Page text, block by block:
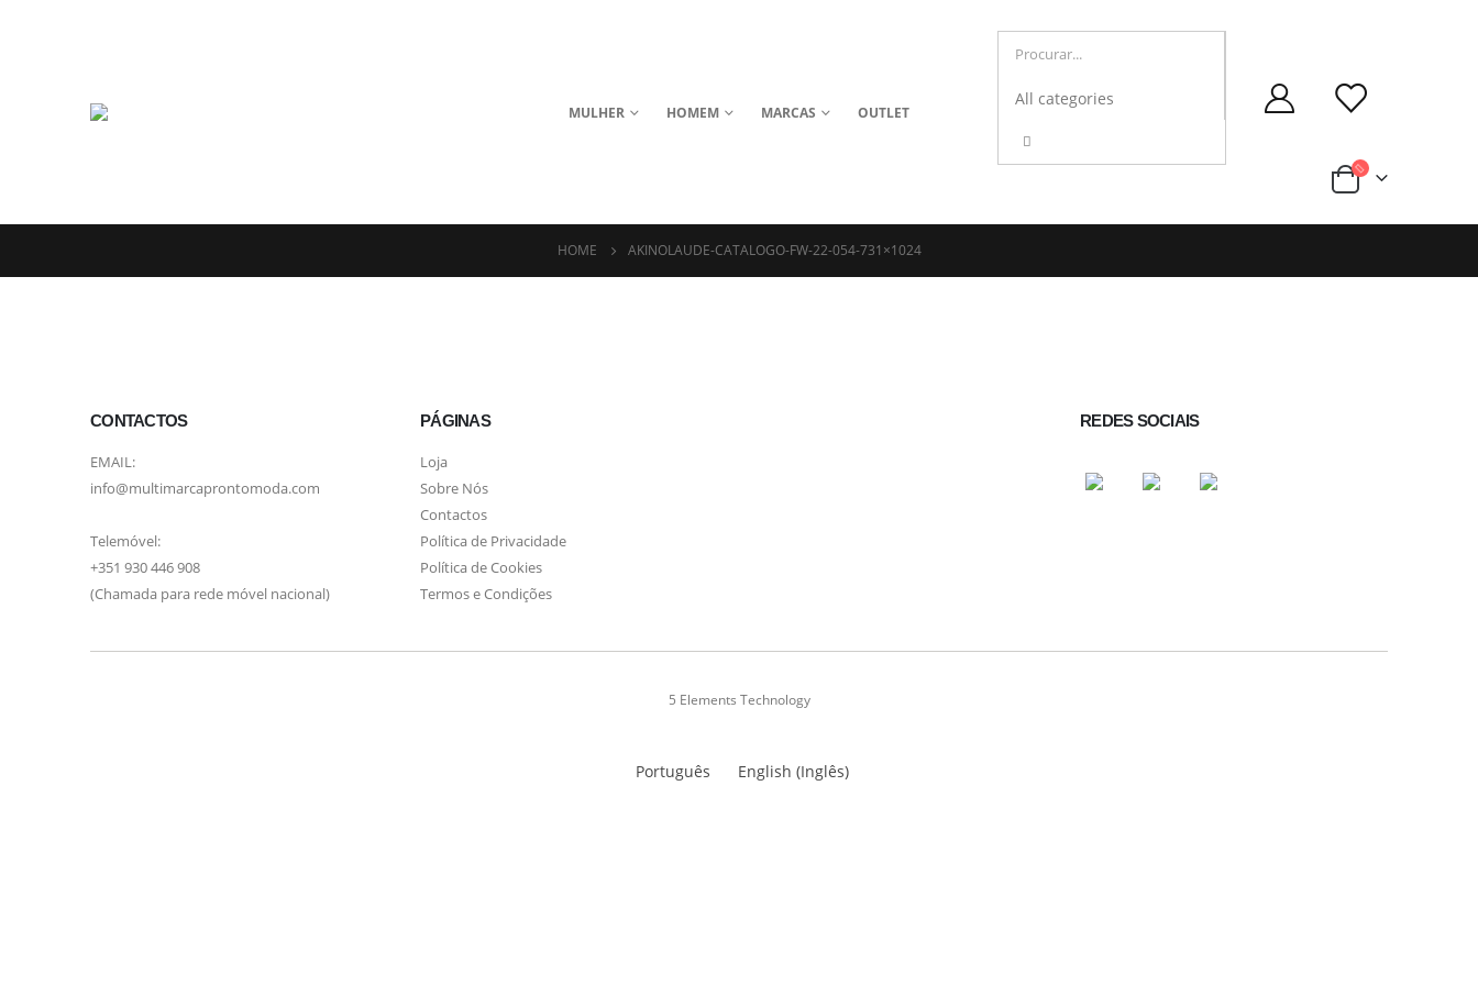
MULHER HOMEM MARCAS OUTLET
HOME AKINOLAUDE-CATALOGO-FW-22-054-731×1024
CONTACTOS
EMAIL:
info@multimarcaprontomoda.com
Telemóvel:
+351 930 446 908
(Chamada para rede móvel nacional)
PÁGINAS
Loja
Sobre Nós
Contactos
Política de Privacidade
Política de Cookies
Termos e Condições
REDES SOCIAIS
5 Elements Technology
Português English (Inglês)